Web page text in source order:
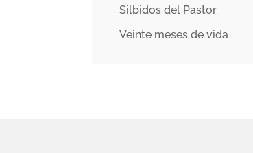
Silbidos del Pastor
Veinte meses de vida